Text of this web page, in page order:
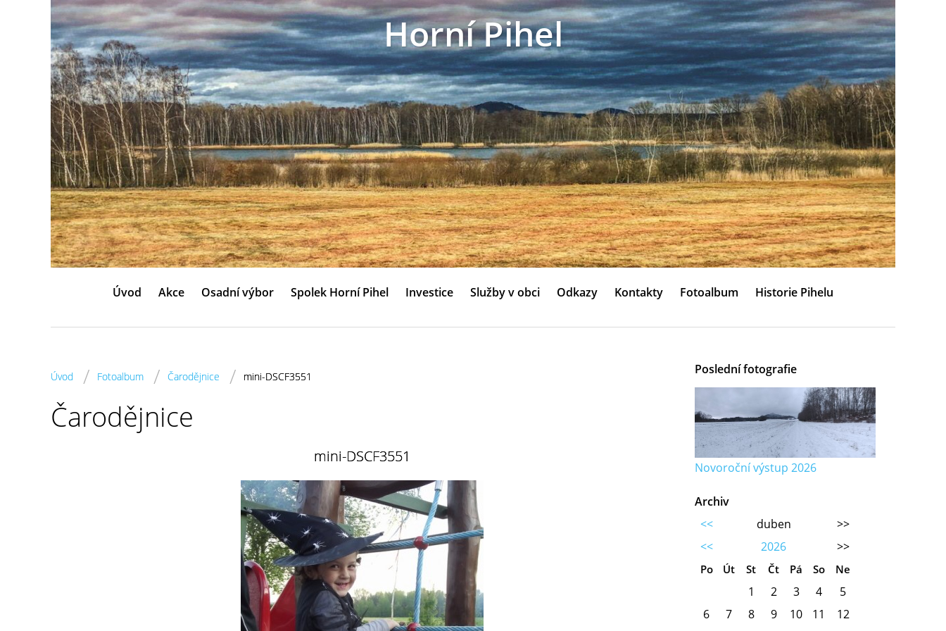
Horní Pihel
Úvod Akce Osadní výbor Spolek Horní Pihel Investice Služby v obci Odkazy Kontakty Fotoalbum Historie Pihelu
Úvod / Fotoalbum / Čarodějnice / mini-DSCF3551
Čarodějnice
mini-DSCF3551
Poslední fotografie
Novoroční výstup 2026
Archiv
<<
duben
>>
<<
2026 >>
Po Út St Čt Pá So Ne
1 2 3 4
5
6
7 8 9 10 11
12